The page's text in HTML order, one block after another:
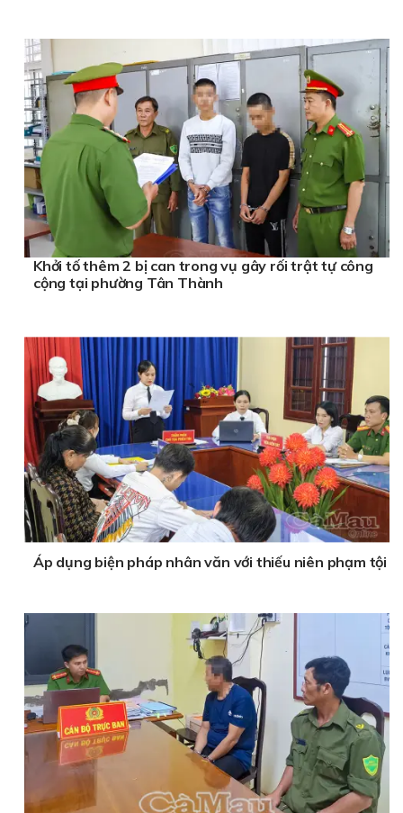
Khởi tố thêm 2 bị can trong vụ gây rối trật tự công
cộng tại phường Tân Thành
Áp dụng biện pháp nhân văn với thiếu niên phạm tội